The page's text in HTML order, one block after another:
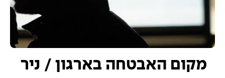
מקום האבטחה בארגון / ניר